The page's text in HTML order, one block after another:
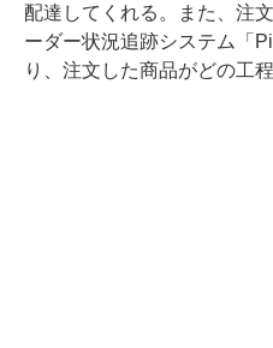
配達してくれる。また、注
ーダー状況追跡システム「
り、注文した商品がどの工